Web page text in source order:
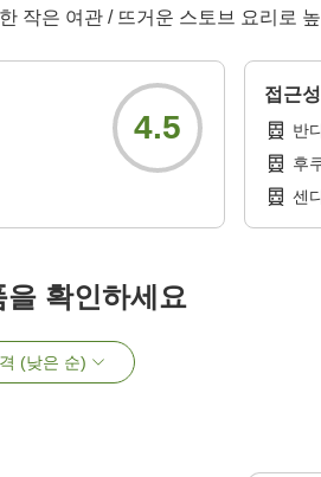
작은 여관 / 뜨거운 스토브 요리로
4.5
접근성
반
후
센
확인하세요
(낮은 순)